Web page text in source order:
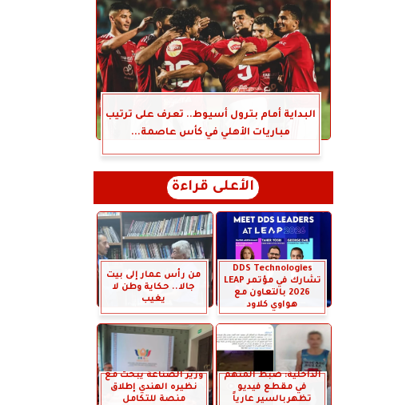
البداية أمام بترول أسيوط.. تعرف على ترتيب
مباريات الأهلي في كأس عاصمة...
الأعلى قراءة
DDS Technologies
تشارك في مؤتمر LEAP
2026 بالتعاون مع
هواوي كلاود
من رأس عمار إلى بيت
جالا.. حكاية وطن لا
يغيب
الداخلية: ضبط المتهم
في مقطع فيديو
تظهربالسير عارياً
وزير الصناعة يبحث مع
نظيره الهندي إطلاق
منصة للتكامل